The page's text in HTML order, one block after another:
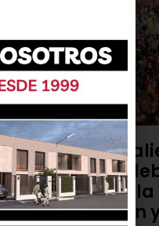
Viana
para
honor a la
Asunción